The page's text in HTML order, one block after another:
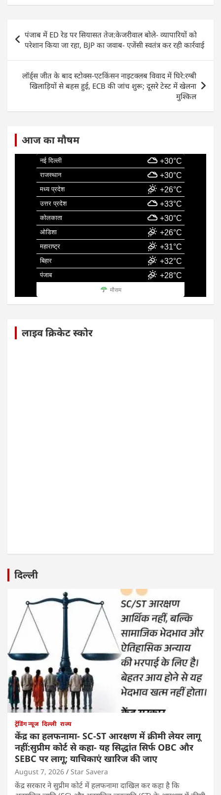
c
e
b
o
o
k
at
s
A
p
p
k
e
dI
n
ai
l
ar
e
Post
navigation
पंजाब में ED रेड पर सियासत तेज:केजरीवाल बोले- व्यापारियों को
परेशान किया जा रहा, BJP का जवाब- एजेंसी स्वतंत्र कर रही कार्रवाई
लॉर्ड्स जीत के बाद स्टोक्स-एटकिंसन नाइटक्लब विवाद में घिरे:रग्बी
खिलाड़ियों से बहस हुई, ECB की जांच शुरू; दूसरे टेस्ट में खेलना
मुश्किल
आज का मौषम
नई दिल्ली +30°C
राजस्थान +30°C
मध्य प्रदेश +26°C
उत्तर प्रदेश +33°C
कोलकाता +30°C
ओडिशा +26°C
महाराष्ट्र +31°C
बिहार +32°C
पंजाब +28°C
मौसम
लाइव क्रिकेट स्कोर
दिल्ली
ट्रेंडिंग न्यूज दिल्ली राज्य
केंद्र का हलफनामा- SC-ST आरक्षण में क्रीमी लेयर लागू
नहीं:सुप्रीम कोर्ट से कहा- यह सिद्धांत सिर्फ OBC और
SEBC पर लागू; याचिकाएं खारिज की जाए
August 7, 2026 Star Savera
केंद्र सरकार ने सुप्रीम कोर्ट में हलफनामा दाखिल कर कहा है कि